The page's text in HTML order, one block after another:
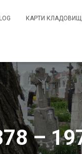
КАРТИ КЛАДОВИЩ
–